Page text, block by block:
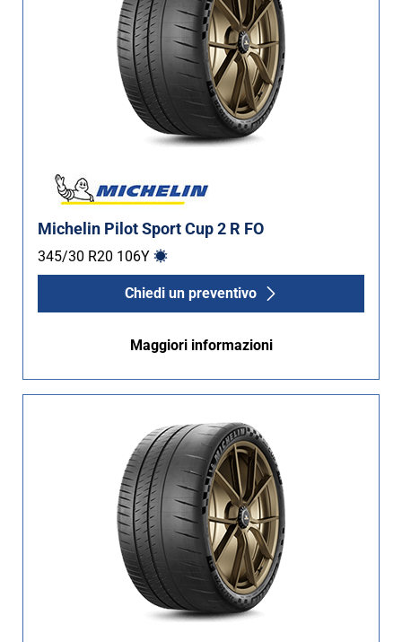
Michelin Pilot Sport Cup 2 R FO
345/30 R20 106Y
Chiedi un preventivo
Maggiori informazioni